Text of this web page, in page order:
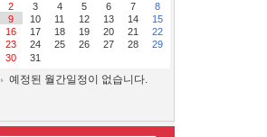
2
3 4 5 6 7
8
9
10 11 12 13 14
15
16
17 18 19 20 21
22
23
24 25 26 27 28
29
30
31
예정된 월간일정이 없습니다.